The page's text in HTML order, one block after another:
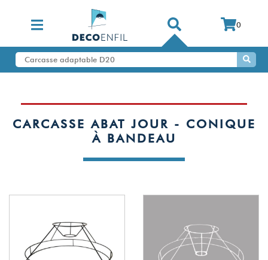
0
CARCASSE ABAT JOUR - CONIQUE
À BANDEAU